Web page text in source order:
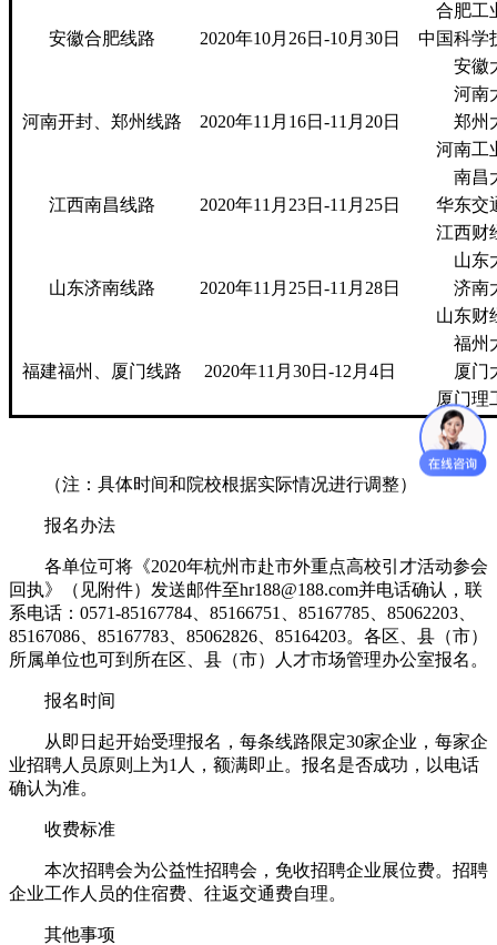
安徽合肥线路 2020年10月26日-10月30日
合肥工
中国科学
安徽
河南开封、郑州线路 2020年11月16日-11月20日
河南
郑州
河南工
江西南昌线路 2020年11月23日-11月25日
南昌
华东交
江西财
山东济南线路 2020年11月25日-11月28日
山东
济南
山东财
福建福州、厦门线路 2020年11月30日-12月4日
福州
厦门
厦门理
（注：具体时间和院校根据实际情况进行调整）
报名办法
各单位可将《2020年杭州市赴市外重点高校引才活动参会
回执》（见附件）发送邮件至hr188@188.com并电话确认，联
系电话：0571-85167784、85166751、85167785、85062203、
85167086、85167783、85062826、85164203。各区、县（市）
所属单位也可到所在区、县（市）人才市场管理办公室报名。
报名时间
从即日起开始受理报名，每条线路限定30家企业，每家企
业招聘人员原则上为1人，额满即止。报名是否成功，以电话
确认为准。
收费标准
本次招聘会为公益性招聘会，免收招聘企业展位费。招聘
企业工作人员的住宿费、往返交通费自理。
其他事项